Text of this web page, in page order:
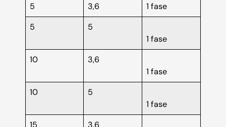
5 3,6
1 fase
5
5
1 fase
10
3,6
1 fase
10
5
1 fase
15
3,6